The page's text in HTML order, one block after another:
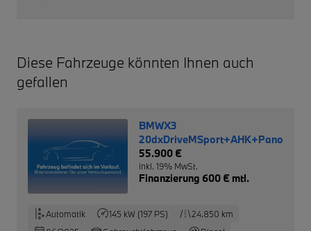
Diese Fahrzeuge könnten Ihnen auch
gefallen
BMWX3
55.900 €
inkl. 19% MwSt.
Finanzierung 600 € mtl.
Automatik 145 kW (197 PS)
24.850 km